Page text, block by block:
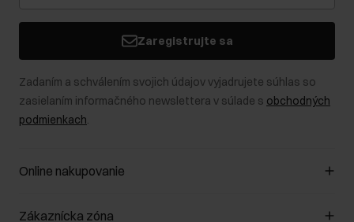
Zaregistrujte sa
Zadaním a schválením svojich údajov vyjadrujete súhlas so
zasielaním informačného newslettera v súlade s obchodných
podmienkach.
Online nakupovanie
Spravovať súbory cookie
Zákaznícka zóna